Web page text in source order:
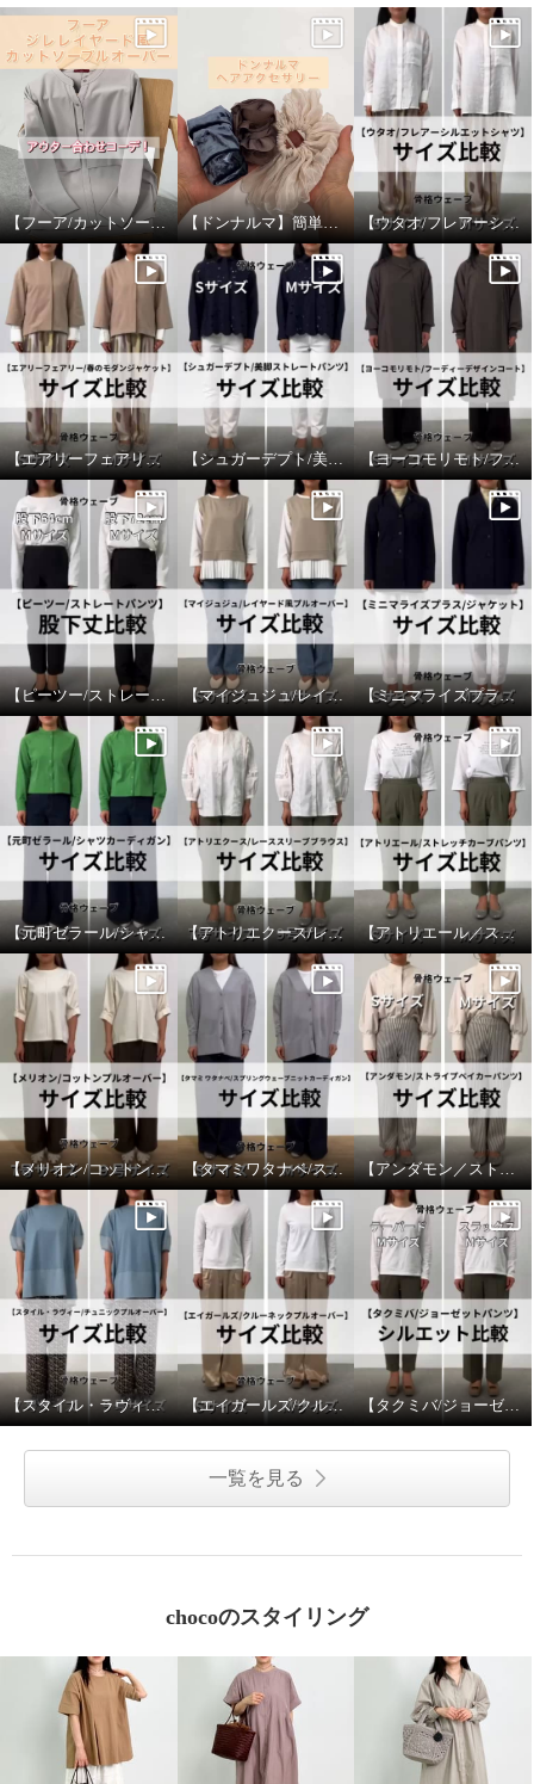
エイガールズ ＬＯＴＵＳシリー
ズ スビン綿混ハイゲージ天竺 ク
ルーネックプルオーバー
ピュアホワイト Ｍ
ＴＡＫＵＭＩＢＡ 吸水速乾・形
態安定 洗えるジョーゼットニッ
ト イージーワイドスラックス
カーキ Ｍ
¥0
【フーア/カットソープルオーバー】アウター合わせ！ 【ドンナルマ】簡単ヘアアレンジ！ 【ウタオ/フレアーシルエットシャツ】サイズ比較
【エアリーフェアリー/春のモダンジャケット】サイズ比較 【シュガーデプト/美脚ストレートパンツ】サイズ比較 【ヨーコモリモト/フーディーデザインコート】サイズ比較
【ピーツー/ストレートパンツ】股下丈比較 【マイジュジュ/レイヤード風プルオーバー】サイズ比較 【ミニマライズプラス/ジャケット】サイズ比較
【元町ゼラール/シャツカーディガン】サイズ比較 【アトリエクース/レーススリーブブラウス】サイズ比較 【アトリエール／ストレッチカーブパンツ】サイズ比較
【メリオン/コットンプルオーバー】サイズ比較 【タマミワタナベ/スプリングウェーブニットカーディガン】サイズ比較 【アンダモン／ストライプベイカーパンツ】サイズ比較
【スタイル・ラヴィー/チュニックプルオーバー】サイズ比較 【エイガールズ/クルーネックプルオーバー】サイズ比較 【タクミバ/ジョーゼットパンツ】シルエット比較
一覧を見る
chocoのスタイリング